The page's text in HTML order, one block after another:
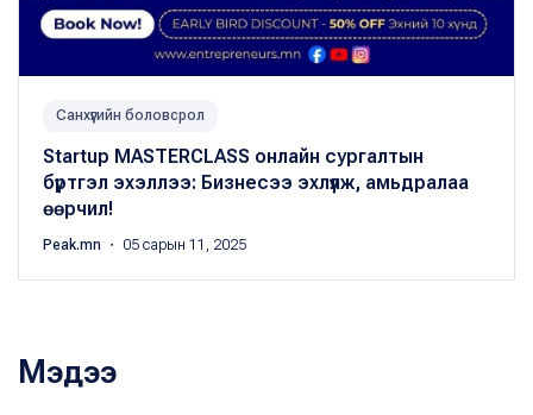
Санхүүгийн боловсрол
Startup MASTERCLASS онлайн сургалтын
бүртгэл эхэллээ: Бизнесээ эхлүүлж, амьдралаа
өөрчил!
Peak.mn ・ 05 сарын 11, 2025
Мэдээ